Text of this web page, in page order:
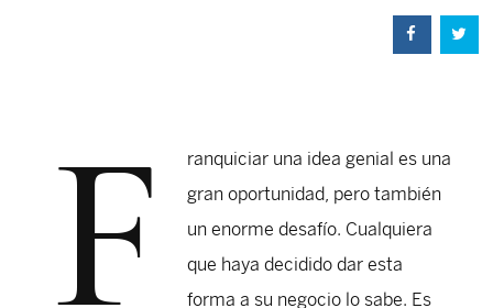
F
ranquiciar una idea genial es una
gran oportunidad, pero también
un enorme desafío. Cualquiera
que haya decidido dar esta
forma a su negocio lo sabe. Es